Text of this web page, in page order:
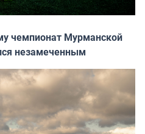
чемпионат Мурманской
незамеченным